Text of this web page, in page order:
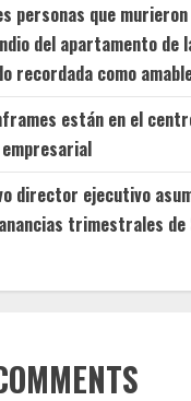
personas que
del apartamento de
recordada como
están en el
director ejecutivo
trimestrales de